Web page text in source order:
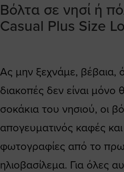
Βόλτα σε νησί ή
Casual Plus Size
Ας μην ξεχνάμε, βέβαια,
διακοπές δεν είναι μόνο
σοκάκια του νησιού, οι
απογευματινός καφές και
φωτογραφίες από το
ηλιοβασίλεμα. Για όλες